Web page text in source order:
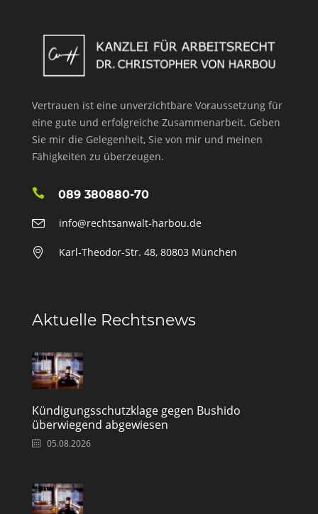
Vertrauen ist eine unverzichtbare Voraussetzung für
eine gute und erfolgreiche Zusammenarbeit. Geben
Sie mir die Gelegenheit, Sie von mir und meinen
Fähigkeiten zu überzeugen.
089 380880-70
info@rechtsanwalt-harbou.de
Karl-Theodor-Str. 48, 80803 München
Aktuelle Rechtsnews
Kündigungsschutzklage gegen Bushido
überwiegend abgewiesen
05.08.2026